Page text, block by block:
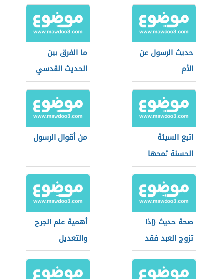
حديث الرسول عن
الأم
ما الفرق بين
الحديث القدسي
والحديث النبوي
اتبع السيئة
الحسنة تمحها
من أقوال الرسول
صحة حديث (إذا
تزوج العبد فقد
استكمل نصف
الدين)
أهمية علم الجرح
والتعديل